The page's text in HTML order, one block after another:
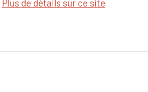
Plus de détails sur ce site